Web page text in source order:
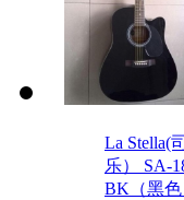
La Stella(
乐） SA-
BK（黑色